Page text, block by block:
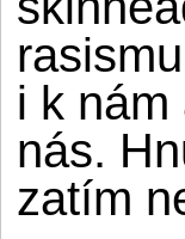
i k nám
nás.
zatím